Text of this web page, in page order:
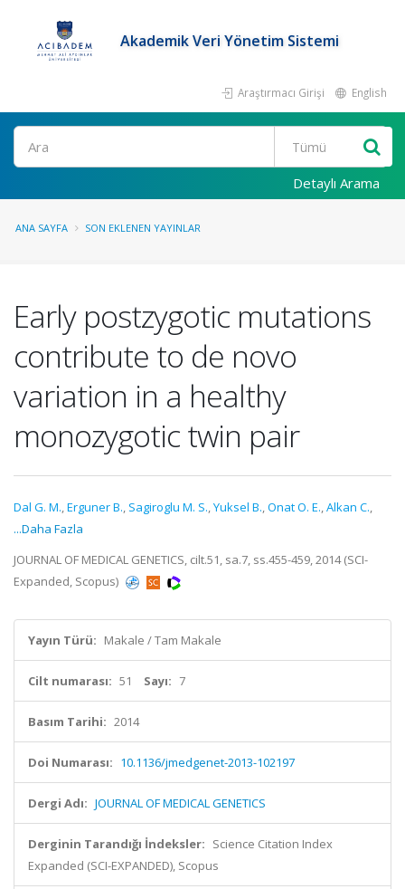
Akademik Veri Yönetim Sistemi
Araştırmacı Girişi English
Ara
Detaylı Arama
ANA SAYFA SON EKLENEN YAYINLAR
Early postzygotic mutations
contribute to de novo
variation in a healthy
monozygotic twin pair
Dal G. M.,Erguner B., Sagiroglu M. S.,Yuksel B.,Onat O. E.,Alkan C.,
...Daha Fazla
JOURNAL OF MEDICAL GENETICS, cilt.51, sa.7, ss.455-459, 2014 (SCI-
Expanded, Scopus)
Yayın Türü: Makale / Tam Makale
Cilt numarası: 51 Sayı: 7
Basım Tarihi: 2014
Doi Numarası: 10.1136/jmedgenet-2013-102197
Dergi Adı: JOURNAL OF MEDICAL GENETICS
Derginin Tarandığı İndeksler: Science Citation Index
Expanded (SCI-EXPANDED), Scopus